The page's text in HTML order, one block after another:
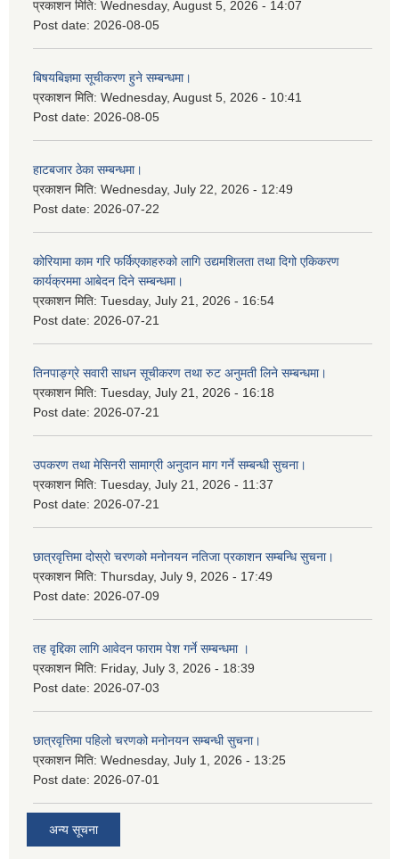
प्रकाशन मिति: Wednesday, August 5, 2026 - 14:07
Post date: 2026-08-05
बिषयबिज्ञमा सूचीकरण हुने सम्बन्धमा।
प्रकाशन मिति: Wednesday, August 5, 2026 - 10:41
Post date: 2026-08-05
हाटबजार ठेका सम्बन्धमा।
प्रकाशन मिति: Wednesday, July 22, 2026 - 12:49
Post date: 2026-07-22
कोरियामा काम गरि फर्किएकाहरुको लागि उद्यमशिलता तथा दिगो एकिकरण
कार्यक्रममा आबेदन दिने सम्बन्धमा।
प्रकाशन मिति: Tuesday, July 21, 2026 - 16:54
Post date: 2026-07-21
तिनपाङ्ग्रे सवारी साधन सूचीकरण तथा रुट अनुमती लिने सम्बन्धमा।
प्रकाशन मिति: Tuesday, July 21, 2026 - 16:18
Post date: 2026-07-21
उपकरण तथा मेसिनरी सामाग्री अनुदान माग गर्ने सम्बन्धी सुचना।
प्रकाशन मिति: Tuesday, July 21, 2026 - 11:37
Post date: 2026-07-21
छात्रवृत्तिमा दोस्रो चरणको मनोनयन नतिजा प्रकाशन सम्बन्धि सुचना।
प्रकाशन मिति: Thursday, July 9, 2026 - 17:49
Post date: 2026-07-09
तह वृद्दिका लागि आवेदन फाराम पेश गर्ने सम्बन्धमा ।
प्रकाशन मिति: Friday, July 3, 2026 - 18:39
Post date: 2026-07-03
छात्रवृत्तिमा पहिलो चरणको मनोनयन सम्बन्धी सुचना।
प्रकाशन मिति: Wednesday, July 1, 2026 - 13:25
Post date: 2026-07-01
अन्य सूचना